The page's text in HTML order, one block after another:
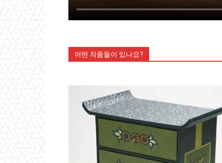
어떤 작품들이 있나요?